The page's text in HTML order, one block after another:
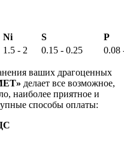
Ni S
P
1.5 - 2 0.15 - 0.25 0.08
ваших драгоценных
делает все возможное,
наиболее приятное и
способы оплаты: